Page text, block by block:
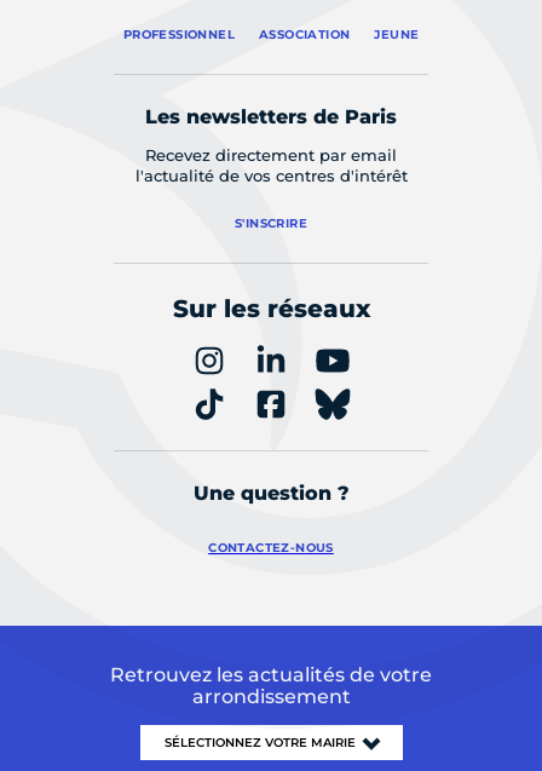
PROFESSIONNEL ASSOCIATION JEUNE
Les newsletters de Paris
Recevez directement par email
l'actualité de vos centres d'intérêt
S'INSCRIRE
Sur les réseaux
Une question ?
CONTACTEZ-NOUS
Retrouvez les actualités de votre
arrondissement